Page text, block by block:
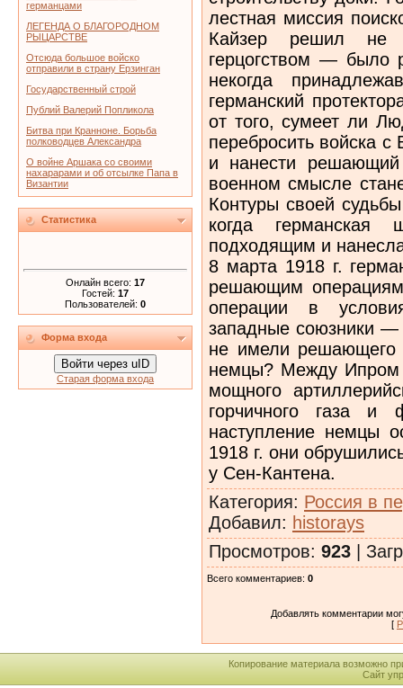
германцами
ЛЕГЕНДА О БЛАГОРОДНОМ
РЫЦАРСТВЕ
Отсюда большое войско
отправили в страну Ерзинган
Государственный строй
Публий Валерий Попликола
Битва при Кранноне. Борьба
полководцев Александра
О войне Аршака со своими
нахарарами и об отсылке Папа в
Византии
Статистика
Онлайн всего: 17
Гостей: 17
Пользователей: 0
Форма входа
Войти через uID
Старая форма входа
лестная миссия
Кайзер решил не
герцогством — было
некогда
германский
от того, сумеет ли
перебросить войска
и нанести
военном смысле
Контуры своей
когда германская
подходящим и
8 марта 1918 г.
решающим
операции в
западные союзники
не имели решающего
немцы? Между Ипром
мощного
горчичного газа и
наступление немцы
1918 г. они
у Сен-Кантена.
Категория: Россия в
Добавил: historays
Просмотров: 923 |
Всего комментариев: 0
Добавлять комментарии
[
Копирование материала возможно
Сайт